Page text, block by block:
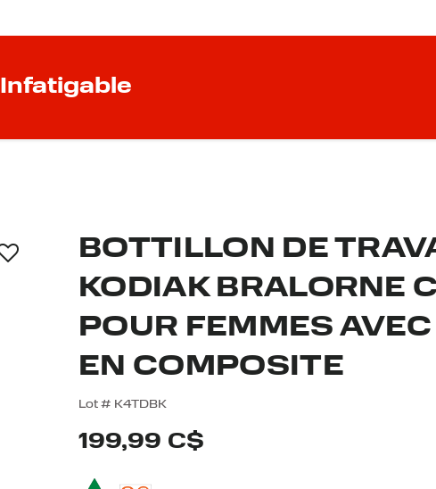
Infatigable
BOTTILLON DE
KODIAK BRALORNE
POUR FEMMES
EN COMPOSITE
Lot # K4TDBK
4 out of 5 Customer Rating
199,99 C$